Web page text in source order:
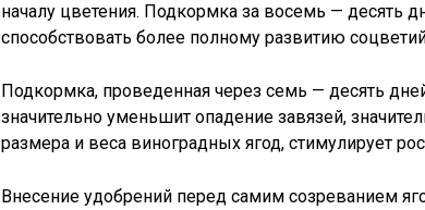
началу цветения. Подкормка за восемь — десять
способствовать более полному развитию
Подкормка, проведенная через семь — десять
значительно уменьшит опадение завязей,
размера и веса виноградных ягод, стимулирует
Внесение удобрений перед самим созреванием